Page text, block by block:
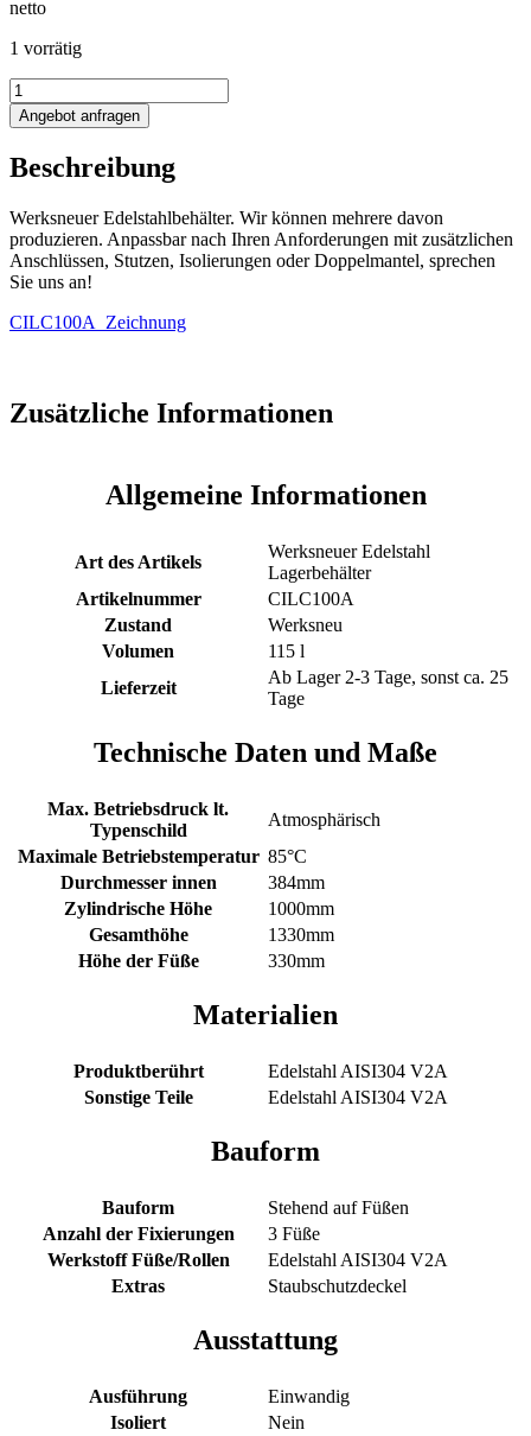
netto
1 vorrätig
115L
Edelstahlbehälter
Menge
Angebot anfragen
Beschreibung
Werksneuer Edelstahlbehälter. Wir können mehrere davon
produzieren. Anpassbar nach Ihren Anforderungen mit zusätzlichen
Anschlüssen, Stutzen, Isolierungen oder Doppelmantel, sprechen
Sie uns an!
CILC100A_Zeichnung
Zusätzliche Informationen
Allgemeine Informationen
Art des Artikels
Werksneuer Edelstahl
Lagerbehälter
Artikelnummer
CILC100A
Zustand
Werksneu
Volumen
115 l
Lieferzeit
Ab Lager 2-3 Tage, sonst ca. 25
Tage
Technische Daten und Maße
Max. Betriebsdruck lt.
Typenschild
Atmosphärisch
Maximale Betriebstemperatur 85°C
Durchmesser innen
384mm
Zylindrische Höhe
1000mm
Gesamthöhe
1330mm
Höhe der Füße
330mm
Materialien
Produktberührt
Edelstahl AISI304 V2A
Sonstige Teile
Edelstahl AISI304 V2A
Bauform
Bauform
Stehend auf Füßen
Anzahl der Fixierungen
3 Füße
Werkstoff Füße/Rollen
Edelstahl AISI304 V2A
Extras
Staubschutzdeckel
Ausstattung
Ausführung
Einwandig
Isoliert
Nein